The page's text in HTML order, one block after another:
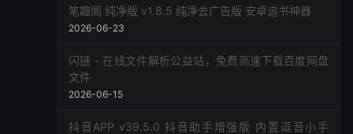
笔趣阁 纯净版 v1.8.5 纯净去广告版 安卓追书神器
2026-06-23
闪链 - 在线文件解析公益站，免费高速下载百度网盘
文件
2026-06-15
抖音APP v39.5.0 抖音助手增强版 内置逗音小手